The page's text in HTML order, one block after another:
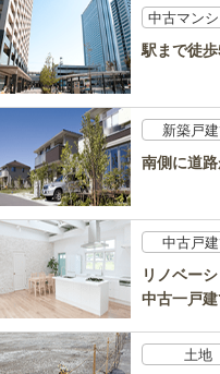
中古マン
駅まで徒
新築戸
南側に道
中古戸
リノベー
中古一戸
土地